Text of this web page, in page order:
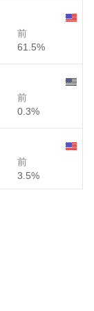
前
61.5%
前
0.3%
前
3.5%